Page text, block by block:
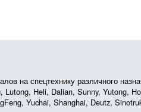
на спецтехнику различного
Heli, Dalian, Sunny, Yutong,
Yuchai, Shanghai, Deutz,